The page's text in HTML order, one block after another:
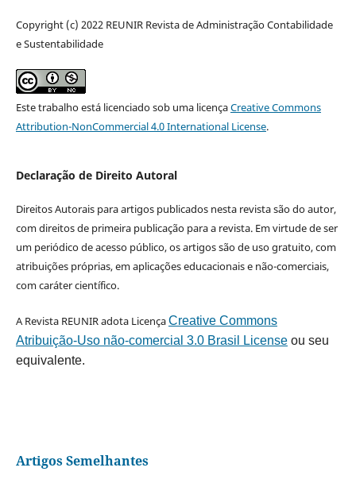
Copyright (c) 2022 REUNIR Revista de Administração Contabilidade
e Sustentabilidade
Este trabalho está licenciado sob uma licençaCreative Commons
Attribution-NonCommercial 4.0 International License.
Declaração de Direito Autoral
Direitos Autorais para artigos publicados nesta revista são do autor,
com direitos de primeira publicação para a revista. Em virtude de ser
um periódico de acesso público, os artigos são de uso gratuito, com
atribuições próprias, em aplicações educacionais e não-comerciais,
com caráter científico.
A Revista REUNIR adota LicençaCreative Commons
Atribuição-Uso não-comercial 3.0 Brasil Licenseou seu
equivalente.
Artigos Semelhantes